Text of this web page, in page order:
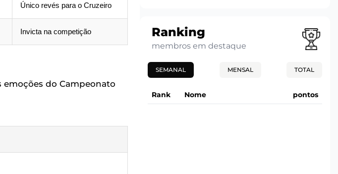
Único revés para o Cruzeiro
Invicta na competição
do Campeonato
Ranking
membros em destaque
SEMANAL MENSAL TOTAL
Rank Nome pontos